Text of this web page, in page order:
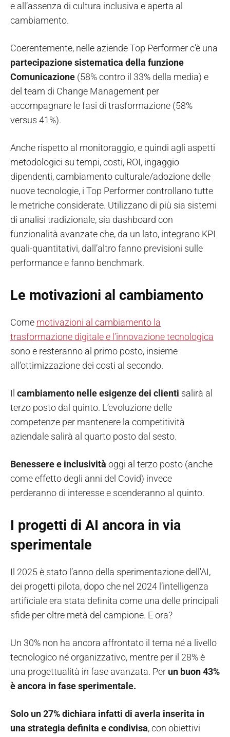
e all’assenza di cultura inclusiva e aperta al
cambiamento.
Coerentemente, nelle aziende Top Performer c’è una
partecipazione sistematica della funzione
Comunicazione (58% contro il 33% della media) e
del team di Change Management per
accompagnare le fasi di trasformazione (58%
versus 41%).
Anche rispetto al monitoraggio, e quindi agli aspetti
metodologici su tempi, costi, ROI, ingaggio
dipendenti, cambiamento culturale/adozione delle
nuove tecnologie, i Top Performer controllano tutte
le metriche considerate. Utilizzano di più sia sistemi
di analisi tradizionale, sia dashboard con
funzionalità avanzate che, da un lato, integrano KPI
quali-quantitativi, dall’altro fanno previsioni sulle
performance e fanno benchmark.
Le motivazioni al cambiamento
Come motivazioni al cambiamento la
trasformazione digitale e l’innovazione tecnologica
sono e resteranno al primo posto, insieme
all’ottimizzazione dei costi al secondo.
Il cambiamento nelle esigenze dei clienti salirà al
terzo posto dal quinto. L’evoluzione delle
competenze per mantenere la competitività
aziendale salirà al quarto posto dal sesto.
Benessere e inclusività oggi al terzo posto (anche
come effetto degli anni del Covid) invece
perderanno di interesse e scenderanno al quinto.
I progetti di AI ancora in via
sperimentale
Il 2025 è stato l’anno della sperimentazione dell'AI,
dei progetti pilota, dopo che nel 2024 l’intelligenza
artificiale era stata definita come una delle principali
sfide per oltre metà del campione. E ora?
Un 30% non ha ancora affrontato il tema né a livello
tecnologico né organizzativo, mentre per il 28% è
una progettualità in fase avanzata. Per un buon 43%
è ancora in fase sperimentale.
Solo un 27% dichiara infatti di averla inserita in
una strategia definita e condivisa, con obiettivi